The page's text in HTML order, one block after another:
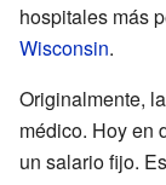
hospitales más
Wisconsin.
Originalmente,
médico. Hoy en
un salario fijo.